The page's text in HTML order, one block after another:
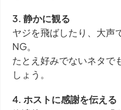
3. 静かに観る
ヤジを飛ばしたり、大声
NG。
たとえ好みでないネタで
しょう。
4. ホストに感謝を伝える